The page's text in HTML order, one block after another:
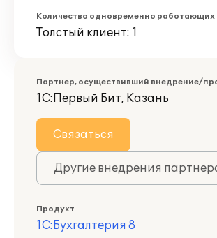
Количество одновременно работающих
Толстый клиент: 1
Партнер, осуществивший внедрение/
1С:Первый Бит, Казань
Связаться
Другие внедрения
Продукт
1С:Бухгалтерия 8